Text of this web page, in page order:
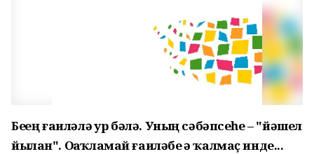
Беҙҙең ғаиләлә ҙур бәлә. Уның сәбәпсеһе – "йәшел
йылан". Оҙаҡламай ғаиләбеҙ ҙә ҡалмаҫ инде...